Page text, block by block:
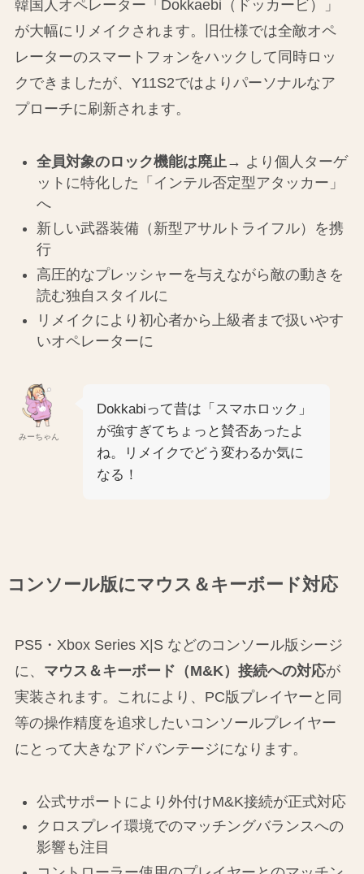
韓国人オペレーター「Dokkaebi（ドッカービ）」
が大幅にリメイクされます。旧仕様では全敵オペ
レーターのスマートフォンをハックして同時ロッ
クできましたが、Y11S2ではよりパーソナルなア
プローチに刷新されます。
全員対象のロック機能は廃止 → より個人ターゲ
ットに特化した「インテル否定型アタッカー」
へ
新しい武器装備（新型アサルトライフル）を携
行
高圧的なプレッシャーを与えながら敵の動きを
読む独自スタイルに
リメイクにより初心者から上級者まで扱いやす
いオペレーターに
みーちゃん
Dokkabiって昔は「スマホロック」
が強すぎてちょっと賛否あったよ
ね。リメイクでどう変わるか気に
なる！
コンソール版にマウス＆キーボード対応
PS5・Xbox Series X|S などのコンソール版シージ
に、 マウス＆キーボード（M&K）接続への対応が
実装されます。これにより、PC版プレイヤーと同
等の操作精度を追求したいコンソールプレイヤー
にとって大きなアドバンテージになります。
公式サポートにより外付けM&K接続が正式対応
クロスプレイ環境でのマッチングバランスへの
影響も注目